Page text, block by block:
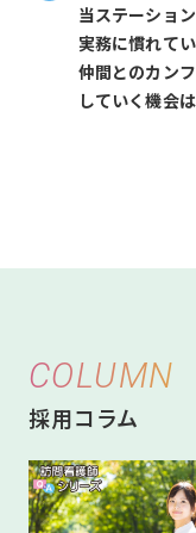
当ステーショ
実務に慣れてい
仲間とのカン
していく機会
COLUMN
採用コラム